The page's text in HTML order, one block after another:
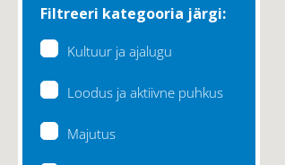
Lääne-Harju vald
Filtreeri kategooria järgi:
Kultuur ja ajalugu
Loodus ja aktiivne puhkus
Majutus